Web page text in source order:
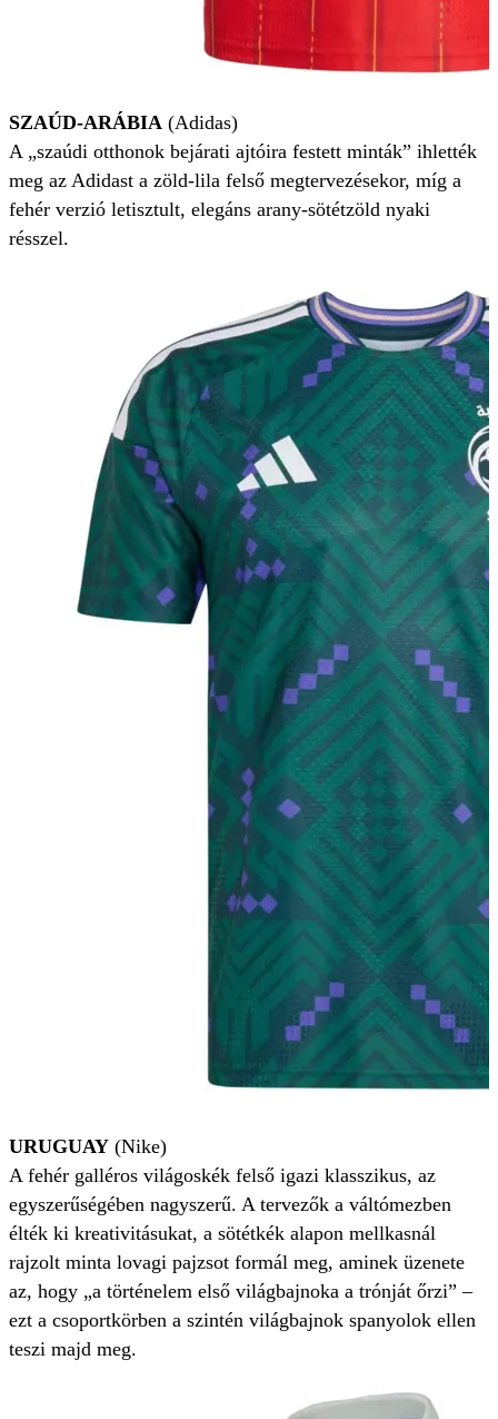
SZAÚD-ARÁBIA (Adidas)
A „szaúdi otthonok bejárati ajtóira festett minták” ihlették
meg az Adidast a zöld-lila felső megtervezésekor, míg a
fehér verzió letisztult, elegáns arany-sötétzöld nyaki
résszel.
URUGUAY (Nike)
A fehér galléros világoskék felső igazi klasszikus, az
egyszerűségében nagyszerű. A tervezők a váltómezben
élték ki kreativitásukat, a sötétkék alapon mellkasnál
rajzolt minta lovagi pajzsot formál meg, aminek üzenete
az, hogy „a történelem első világbajnoka a trónját őrzi” –
ezt a csoportkörben a szintén világbajnok spanyolok ellen
teszi majd meg.